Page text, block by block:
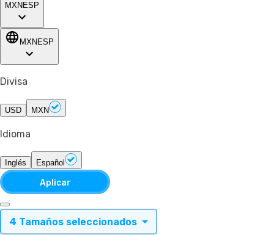
MXN ESP
MXN ESP
Divisa
USD MXN
Idioma
Inglés Español
Aplicar
4 Tamaños seleccionados